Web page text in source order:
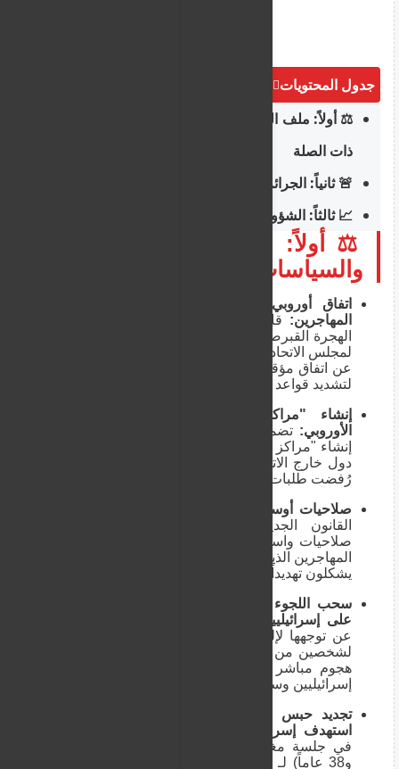
جدول المحتويات
⚖️ أولاً: ملف الهجرة واللجوء والسياسات الأمنية
ذات الصلة
🚨 ثانياً: الجرائم المحلية والحوادث الأمنية
📈 ثالثاً: الشؤون السياسية، الاقتصادية والبيئية
⚖️ أولاً: ملف الهجرة واللجوء
والسياسات الأمنية ذات الصلة
اتفاق أوروبي تاريخي بقيادة قبرصية لترحيل
المهاجرين: قاد "نيكولاس يوانيديس"، نائب وزير
الهجرة القبرصي (الذي ترأس بلاده الدورة الحالية
لمجلس الاتحاد الأوروبي)، مفاوضات ناجحة أثمرت
عن اتفاق مؤقت بين المجلس والبرلمان الأوروبي
لتشديد قواعد ترحيل المهاجرين غير الشرعيين.
إنشاء "مراكز ترحيل" خارج حدود الاتحاد
الأوروبي: تضمن الاتفاق التاريخي المبرم إمكانية
دول خارج الاتحاد الأوروبي لنقل المهاجرين الذين
رُفضت طلبات لجوئهم إليها.
صلاحيات أوسع للاحتجاز والترحيل السريع:
القانون الجديد الحكومات الأوروبية وقبرص
صلاحيات واسعة لفرض عقوبات مشددة واحتجاز
المهاجرين الذين يرفضون التعاون مع السلطات أو
يشكلون تهديداً أمنياً.
سحب اللجوء والترحيل الفوري لسوريين اعتدوا
على إسرائيليين:
عن توجهها لإلغاء وضع اللجوء والترحيل الفوري
لشخصين من الجنسية السورية، إثر تورطهما في
إسرائيليين وسط العاصمة نيقوسيا.
تجديد حبس فلسطينيين في "مخطط إرهابي"
استهدف إسرائيليين: